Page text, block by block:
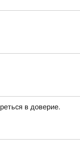
в доверие.